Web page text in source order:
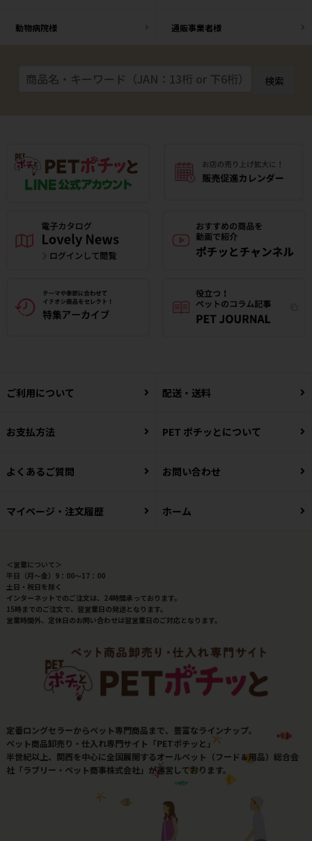
動物病院様 通販事業者様
検索
ご利用について 配送・送料
お支払方法 PET ポチッとについて
よくあるご質問 お問い合わせ
マイページ・注文履歴 ホーム
＜営業について＞
平日（月～金）9：00～17：00
土日・祝日を除く
インターネットでのご注文は、24時間承っております。
15時までのご注文で、翌営業日の発送となります。
営業時間外、定休日のお問い合わせは翌営業日のご対応となります。
定番ロングセラーからペット専門商品まで、豊富なラインナップ。
ペット商品卸売り・仕入れ専門サイト「PETポチッと」
半世紀以上、関西を中心に全国展開するオールペット（フード＆用品）総合会
社「ラブリー・ペット商事株式会社」が運営しております。